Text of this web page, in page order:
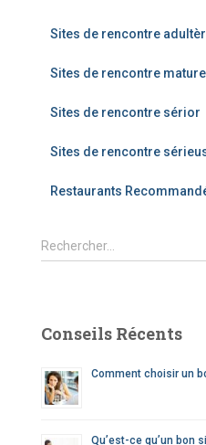
Sites de rencontre
Sites de rencontre mature
Sites de rencontre sérior
Sites de rencontre
Restaurants
R
e
r
h
e
Rechercher…
Conseils Récents
Comment choisir un
Qu’est-ce qu’un bon